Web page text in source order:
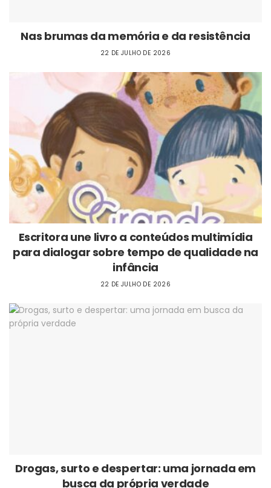
Nas brumas da memória e da resistência
22 DE JULHO DE 2026
Escritora une livro a conteúdos multimídia
para dialogar sobre tempo de qualidade na
infância
22 DE JULHO DE 2026
Drogas, surto e despertar: uma jornada em
busca da própria verdade